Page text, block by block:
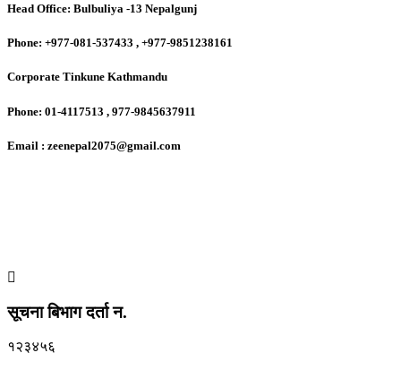
Head Office: Bulbuliya -13 Nepalgunj
Phone: +977-081-537433 , +977-9851238161
Corporate Tinkune Kathmandu
Phone: 01-4117513 , 977-9845637911
Email : zeenepal2075@gmail.com
सूचना बिभाग दर्ता न.
१२३४५६